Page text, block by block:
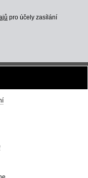
pro účely zasílání